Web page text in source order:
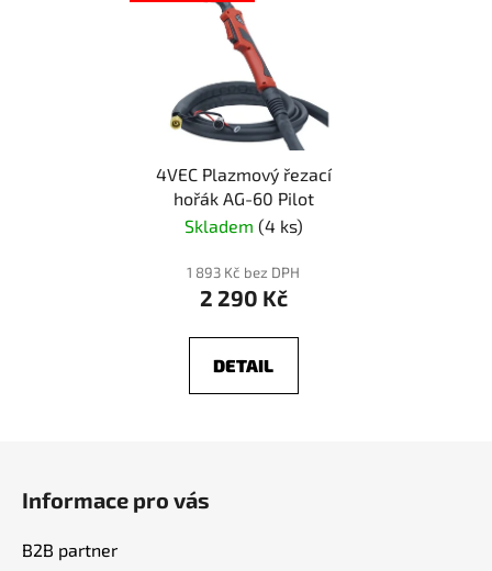
4VEC Plazmový řezací
hořák AG-60 Pilot
Skladem (4 ks)
1 893 Kč bez DPH
2 290 Kč
DETAIL
Informace pro vás
B2B partner